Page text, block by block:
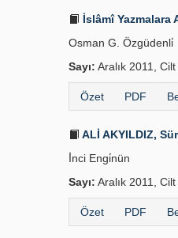
İslâmî Yazmalara
Osman G. Özgüdenli̇
Sayı: Aralık 2011,
Özet PDF
ALİ AKYILDIZ,
İ̇nci Engi̇nün
Sayı: Aralık 2011,
Özet PDF